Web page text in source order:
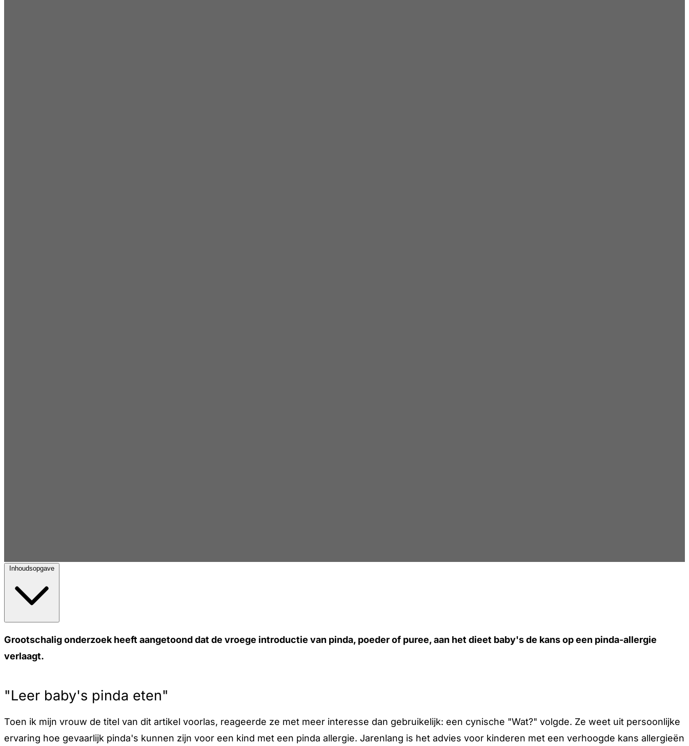
Inhoudsopgave
Grootschalig onderzoek heeft aangetoond dat de vroege introductie van pinda, poeder of puree, aan het dieet baby's de kans op een pinda-allergie
verlaagt.
"Leer baby's pinda eten"
Toen ik mijn vrouw de titel van dit artikel voorlas, reageerde ze met meer interesse dan gebruikelijk: een cynische "Wat?" volgde. Ze weet uit persoonlijke
ervaring hoe gevaarlijk pinda's kunnen zijn voor een kind met een pinda allergie. Jarenlang is het advies voor kinderen met een verhoogde kans allergieën